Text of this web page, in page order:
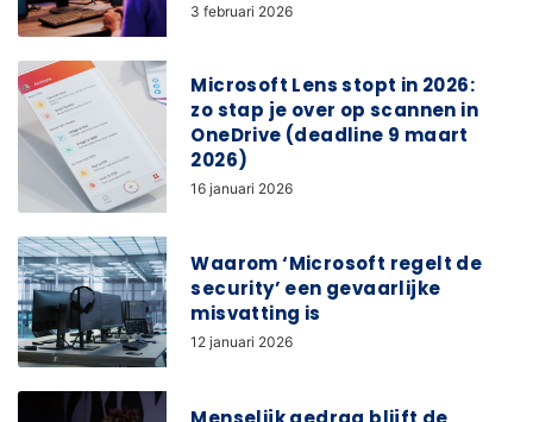
3 februari 2026
Microsoft Lens stopt in 2026:
zo stap je over op scannen in
OneDrive (deadline 9 maart
2026)
16 januari 2026
Waarom ‘Microsoft regelt de
security’ een gevaarlijke
misvatting is
12 januari 2026